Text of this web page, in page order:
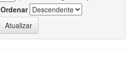
Ordenar